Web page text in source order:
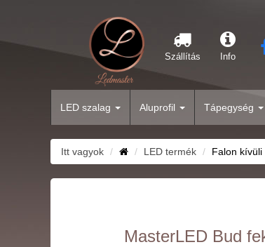
Szállítás Info
LED szalag Aluprofil Tápegység
Itt vagyok LED termék Falon
MasterLED Bud